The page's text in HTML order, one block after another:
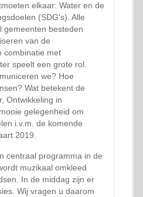
elkaar: Water en de
(SDG's). Alle
gemeenten besteden
van de
combinatie met
speelt een grote rol.
we? Hoe
Wat betekent de
Ontwikkeling in
gelegenheid om
i.v.m. de komende
2019.
centraal programma in de
muzikaal omkleed
In de middag zijn er
Wij vragen u daarom